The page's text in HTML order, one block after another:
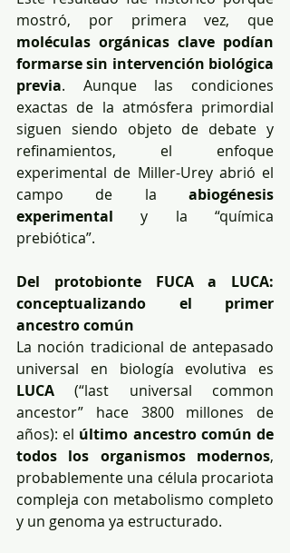
moléculas orgánicas clave podían
formarse sin intervención biológica
previa. Aunque las condiciones
exactas de la atmósfera primordial
siguen siendo objeto de debate y
refinamientos, el enfoque
experimental de Miller-Urey abrió el
campo de la abiogénesis
experimental y la “química
prebiótica”.
Del protobionte FUCA a LUCA:
conceptualizando el primer
ancestro común
La noción tradicional de antepasado
LUCA (“last universal common
ancestor” hace 3800 millones de
años): el último ancestro común de
todos los organismos modernos,
probablemente una célula procariota
compleja con metabolismo completo
y un genoma ya estructurado.